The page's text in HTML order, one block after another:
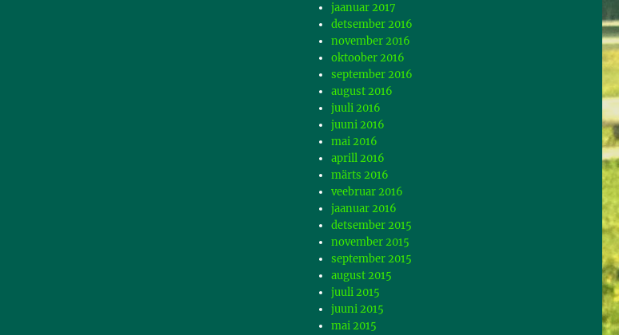
jaanuar 2017
detsember 2016
november 2016
oktoober 2016
september 2016
august 2016
juuli 2016
juuni 2016
mai 2016
aprill 2016
märts 2016
veebruar 2016
jaanuar 2016
detsember 2015
november 2015
september 2015
august 2015
juuli 2015
juuni 2015
mai 2015